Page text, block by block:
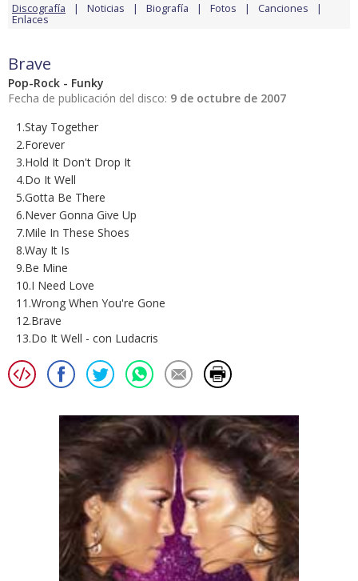
Discografía Noticias Biografía Fotos Canciones
Enlaces
Brave
Pop-Rock - Funky
Fecha de publicación del disco: 9 de octubre de 2007
1.Stay Together
2.Forever
3.Hold It Don't Drop It
4.Do It Well
5.Gotta Be There
6.Never Gonna Give Up
7.Mile In These Shoes
8.Way It Is
9.Be Mine
10.I Need Love
11.Wrong When You're Gone
12.Brave
13.Do It Well - con Ludacris